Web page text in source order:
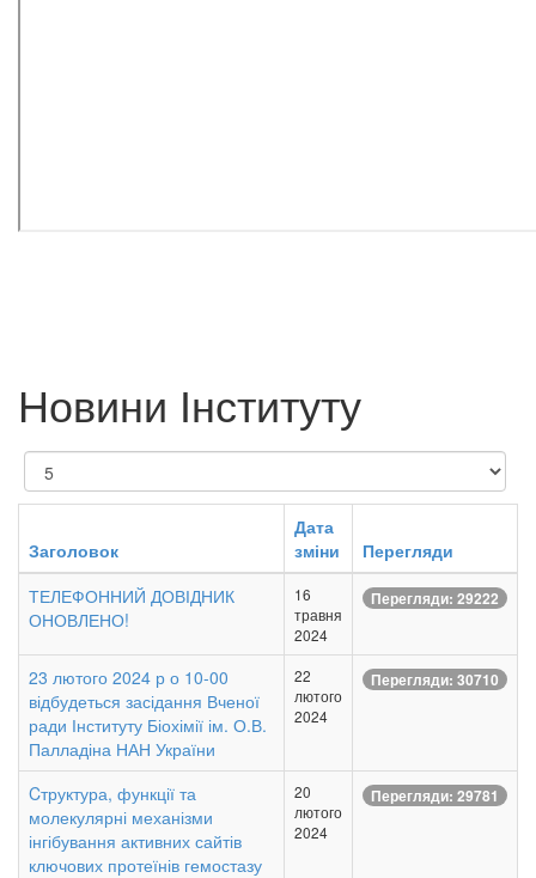
Новини Інституту
Показувати
Заголовок
Дата
зміни
Перегляди
ТЕЛЕФОННИЙ ДОВІДНИК
ОНОВЛЕНО!
16
травня
2024
Перегляди: 29222
23 лютого 2024 р о 10-00
відбудеться засідання Вченої
ради Інституту Біохімії ім. О.В.
Палладіна НАН України
22
лютого
2024
Перегляди: 30710
Cтруктура, функції та
молекулярні механізми
інгібування активних сайтів
ключових протеїнів гемостазу
20
лютого
2024
Перегляди: 29781